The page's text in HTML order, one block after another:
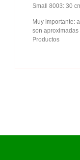
Small 8003: 30
Muy Importante:
son aproximadas
Productos